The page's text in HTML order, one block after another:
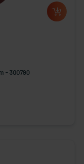
- 300790